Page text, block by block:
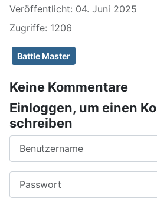
Veröffentlicht: 04. Juni 2025
Zugriffe: 1206
Battle Master
Keine Kommentare
Einloggen, um einen
schreiben